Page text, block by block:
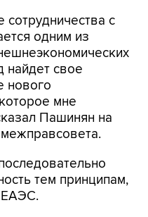
с
одним из
найдет свое
нового
мне
Пашинян на
тем принципам,
ЕАЭС.